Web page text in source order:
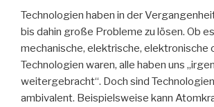
Technologien haben in der
bis dahin große Probleme zu lösen. Ob
mechanische, elektrische, elektronische
Technologien waren, alle haben uns
weitergebracht“. Doch sind
ambivalent. Beispielsweise kann